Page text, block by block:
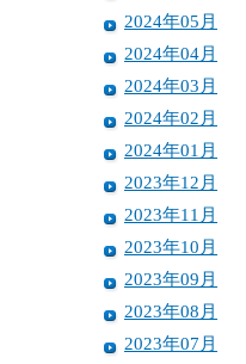
2024年05月
2024年04月
2024年03月
2024年02月
2024年01月
2023年12月
2023年11月
2023年10月
2023年09月
2023年08月
2023年07月